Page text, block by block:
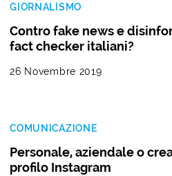
GIORNALISMO
Contro fake news e
fact checker italiani?
26 Novembre 2019
COMUNICAZIONE
Personale, aziendale o
profilo Instagram